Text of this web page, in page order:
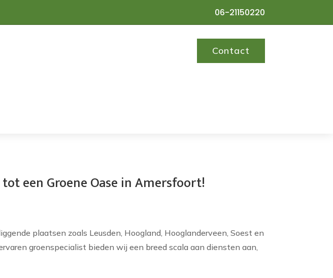
06-21150220
Contact
een Groene Oase in Amersfoort!
plaatsen zoals Leusden, Hoogland, Hooglanderveen, Soest en
groenspecialist bieden wij een breed scala aan diensten aan,